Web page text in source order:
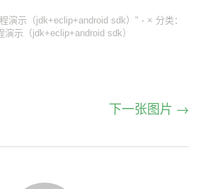
演示（jdk+eclip+android sdk）" - × 分类：
示（jdk+eclip+android sdk）
下一张图片 →